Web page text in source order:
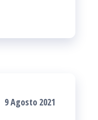
9 Agosto 2021